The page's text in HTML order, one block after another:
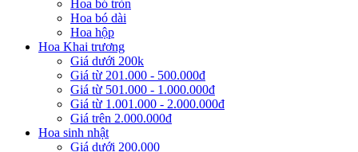
Hoa bó tròn
Hoa bó dài
Hoa hộp
Hoa Khai trương
Giá dưới 200k
Giá từ 201.000 - 500.000đ
Giá từ 501.000 - 1.000.000đ
Giá từ 1.001.000 - 2.000.000đ
Giá trên 2.000.000đ
Hoa sinh nhật
Giá dưới 200.000